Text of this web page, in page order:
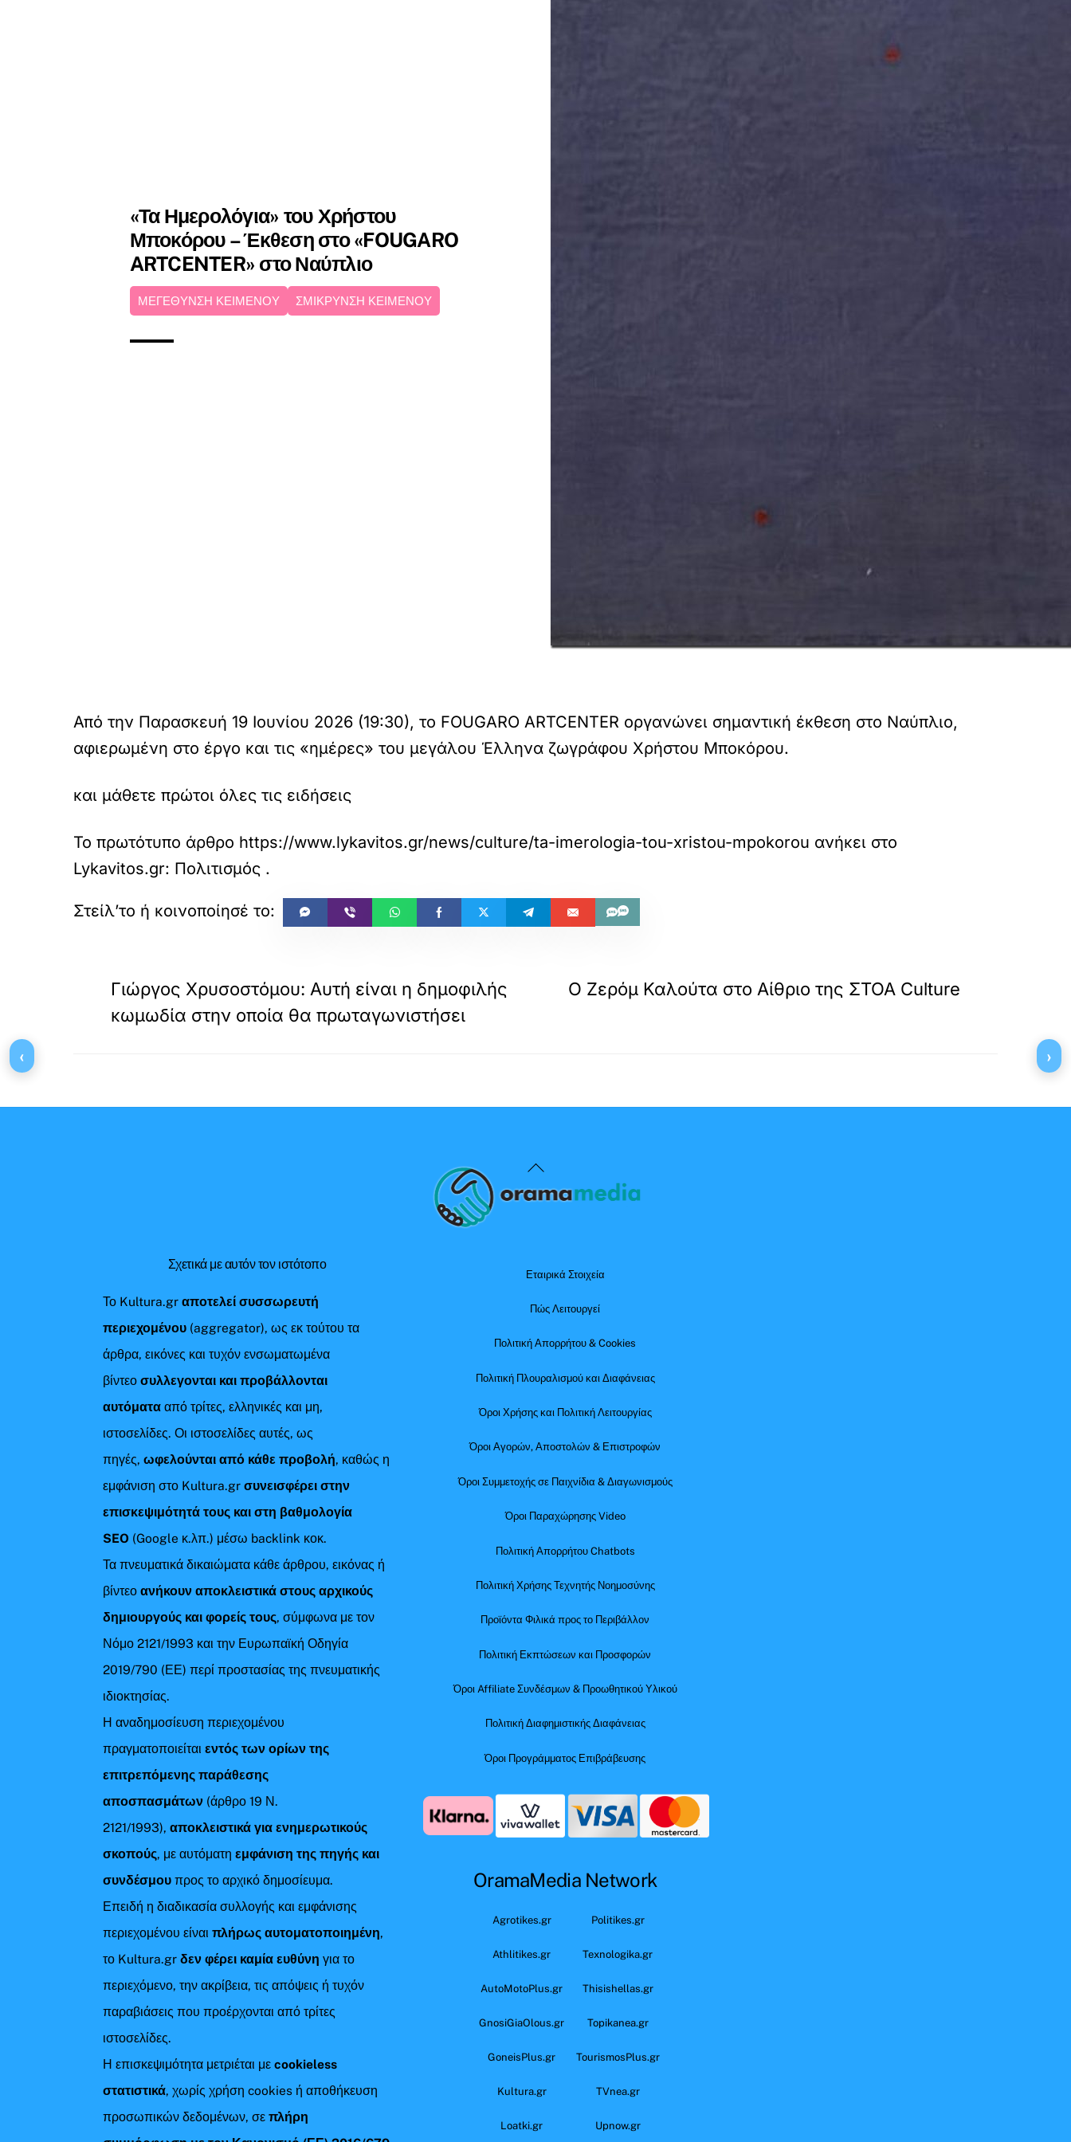
«Τα Ημερολόγια» του Χρήστου
Μποκόρου – Έκθεση στο «FOUGARO
ARTCENTER» στο Ναύπλιο
ΜΕΓΕΘΥΝΣΗ ΚΕΙΜΕΝΟΥ ΣΜΙΚΡΥΝΣΗ ΚΕΙΜΕΝΟΥ
Από την Παρασκευή 19 Ιουνίου 2026 (19:30), το FOUGARO ARTCENTER οργανώνει σημαντική έκθεση στο Ναύπλιο,
αφιερωμένη στο έργο και τις «ημέρες» του μεγάλου Έλληνα ζωγράφου Χρήστου Μποκόρου.
και μάθετε πρώτοι όλες τις ειδήσεις
Το πρωτότυπο άρθρο https://www.lykavitos.gr/news/culture/ta-imerologia-tou-xristou-mpokorou ανήκει στο
Lykavitos.gr: Πολιτισμός .
Γιώργος Χρυσοστόμου: Αυτή είναι η δημοφιλής
κωμωδία στην οποία θα πρωταγωνιστήσει
Ο Ζερόμ Καλούτα στο Αίθριο της ΣΤΟΑ Culture
Back
To
Σχετικά με αυτόν τον ιστότοπο
Το Kultura.grαποτελεί συσσωρευτή
περιεχομένου (aggregator), ως εκ τούτου τα
άρθρα, εικόνες και τυχόν ενσωματωμένα
βίντεοσυλλεγονται και προβάλλονται
αυτόματααπό τρίτες, ελληνικές και μη,
ιστοσελίδες. Οι ιστοσελίδες αυτές, ως
πηγές,ωφελούνται από κάθε προβολή, καθώς η
εμφάνιση στο Kultura.gr συνεισφέρει στην
επισκεψιμότητά τους και στη βαθμολογία
SEO (Google κ.λπ.) μέσω backlink κοκ.
Τα πνευματικά δικαιώματα κάθε άρθρου, εικόνας ή
βίντεοανήκουν αποκλειστικά στους αρχικούς
δημιουργούς και φορείς τους, σύμφωνα με τον
Νόμο 2121/1993 και την Ευρωπαϊκή Οδηγία
2019/790 (ΕΕ) περί προστασίας της πνευματικής
ιδιοκτησίας.
Η αναδημοσίευση περιεχομένου
πραγματοποιείταιεντός των ορίων της
επιτρεπόμενης παράθεσης
αποσπασμάτων (άρθρο 19 Ν.
2121/1993), αποκλειστικά για ενημερωτικούς
σκοπούς, με αυτόματηεμφάνιση της πηγής και
συνδέσμου προς το αρχικό δημοσίευμα.
Επειδή η διαδικασία συλλογής και εμφάνισης
περιεχομένου είναιπλήρως αυτοματοποιημένη,
το Kultura.grδεν φέρει καμία ευθύνη για το
περιεχόμενο, την ακρίβεια, τις απόψεις ή τυχόν
παραβιάσεις που προέρχονται από τρίτες
ιστοσελίδες.
Η επισκεψιμότητα μετριέται μεcookieless
στατιστικά, χωρίς χρήση cookies ή αποθήκευση
προσωπικών δεδομένων, σεπλήρη
Εταιρικά Στοιχεία
Πώς Λειτουργεί
Πολιτική Απορρήτου & Cookies
Πολιτική Πλουραλισμού και Διαφάνειας
Όροι Χρήσης και Πολιτική Λειτουργίας
Όροι Αγορών, Αποστολών & Επιστροφών
Όροι Συμμετοχής σε Παιχνίδια & Διαγωνισμούς
Όροι Παραχώρησης Video
Πολιτική Απορρήτου Chatbots
Πολιτική Χρήσης Τεχνητής Νοημοσύνης
Προϊόντα Φιλικά προς το Περιβάλλον
Πολιτική Εκπτώσεων και Προσφορών
Όροι Affiliate Συνδέσμων & Προωθητικού Υλικού
Πολιτική Διαφημιστικής Διαφάνειας
Όροι Προγράμματος Επιβράβευσης
OramaMedia Network
Agrotikes.gr Politikes.gr
Athlitikes.gr Texnologika.gr
AutoMotoPlus.gr Thisishellas.gr
GnosiGiaOlous.gr Topikanea.gr
GoneisPlus.gr TourismosPlus.gr
Kultura.gr TVnea.gr
Loatki.gr Upnow.gr
‹ ›